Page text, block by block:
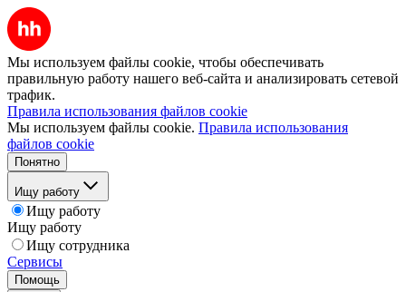
Мы используем файлы cookie, чтобы обеспечивать
правильную работу нашего веб-сайта и анализировать сетевой
трафик.
Правила использования файлов cookie
Мы используем файлы cookie. Правила использования
файлов cookie
Понятно
Ищу работу
Ищу работу
Ищу работу
Ищу сотрудника
Сервисы
Помощь